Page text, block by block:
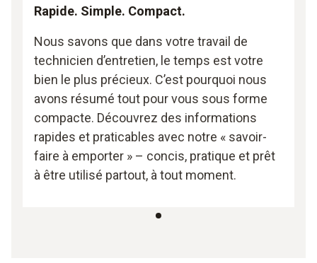
Rapide. Simple. Compact.
Nous savons que dans votre travail de
technicien d’entretien, le temps est votre
bien le plus précieux. C’est pourquoi nous
avons résumé tout pour vous sous forme
compacte. Découvrez des informations
rapides et praticables avec notre « savoir-
faire à emporter » – concis, pratique et prêt
à être utilisé partout, à tout moment.